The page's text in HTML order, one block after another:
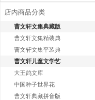
店内商品分类
曹文轩文集典藏版
曹文轩文集精装典
曹文轩文集平装典
曹文轩儿童文学艺
大王鸽文库
中国种子世界花
曹文轩典藏拼音版